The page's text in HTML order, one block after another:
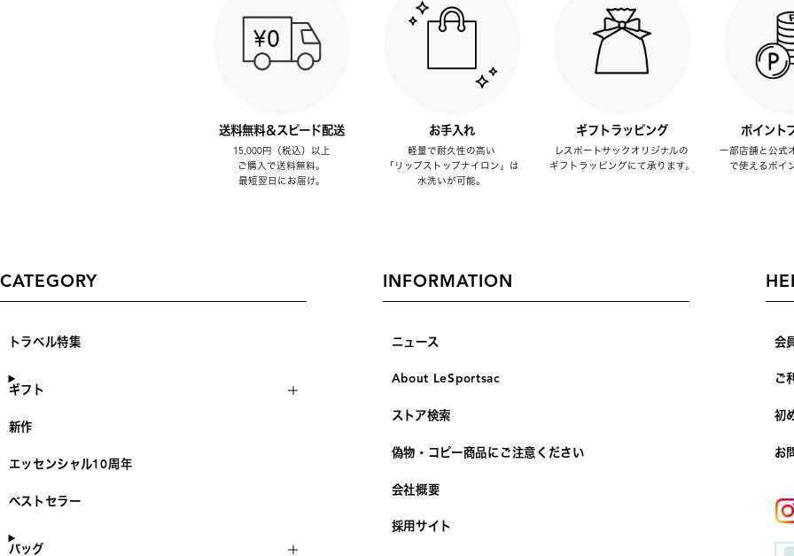
送料無料＆スピード配送
15,000円（税込）以上
ご購入で送料無料。
最短翌日にお届け。
お手入れ
軽量で耐久性の高い
「リップストップナイロン」は
水洗いが可能。
ギフトラッピング
レスポートサックオリジナルの
ギフトラッピングにて承ります。
ポイント
一部店舗と公式
で使えるポイ
CATEGORY
トラベル特集
ギフト
新作
エッセンシャル10周年
ベストセラー
バッグ
INFORMATION
ニュース
About LeSportsac
ストア検索
偽物・コピー商品にご注意ください
会社概要
採用サイト
会
ご
初
お